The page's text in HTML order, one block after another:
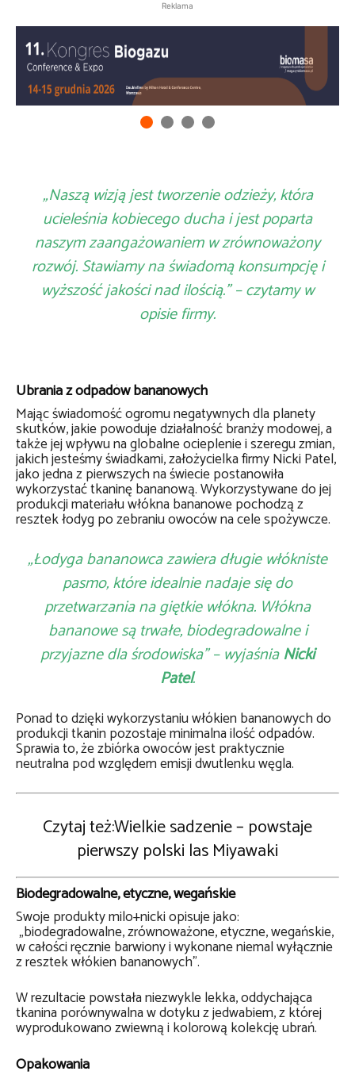
Reklama
„Naszą wizją jest tworzenie odzieży, która
ucieleśnia kobiecego ducha i jest poparta
naszym zaangażowaniem w zrównoważony
rozwój. Stawiamy na świadomą konsumpcję i
wyższość jakości nad ilością.” – czytamy w
opisie firmy.
Ubrania z odpadów bananowych
Mając świadomość ogromu negatywnych dla planety
skutków, jakie powoduje działalność branży modowej, a
także jej wpływu na globalne ocieplenie i szeregu zmian,
jakich jesteśmy świadkami, założycielka firmy Nicki Patel,
jako jedna z pierwszych na świecie postanowiła
wykorzystać tkaninę bananową. Wykorzystywane do jej
produkcji materiału włókna bananowe pochodzą z
resztek łodyg po zebraniu owoców na cele spożywcze.
„Łodyga bananowca zawiera długie włókniste
pasmo, które idealnie nadaje się do
przetwarzania na giętkie włókna. Włókna
bananowe są trwałe, biodegradowalne i
przyjazne dla środowiska” – wyjaśniaNicki
Patel.
Ponad to dzięki wykorzystaniu włókien bananowych do
produkcji tkanin pozostaje minimalna ilość odpadów.
Sprawia to, że ​​zbiórka owoców jest praktycznie
neutralna pod względem emisji dwutlenku węgla.
Czytaj też:Wielkie sadzenie – powstaje
pierwszy polski las Miyawaki
Biodegradowalne, etyczne, wegańskie
Swoje produkty milo+nicki opisuje jako:
„biodegradowalne, zrównoważone, etyczne, wegańskie,
w całości ręcznie barwiony i wykonane niemal wyłącznie
z resztek włókien bananowych”.
W rezultacie powstała niezwykle lekka, oddychająca
tkanina porównywalna w dotyku z jedwabiem, z której
wyprodukowano zwiewną i kolorową kolekcję ubrań.
Opakowania